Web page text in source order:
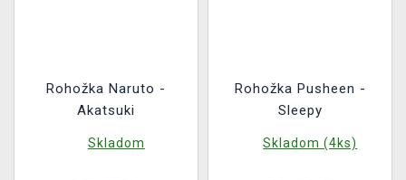
Rohožka Naruto -
Akatsuki
Skladom
Rohožka Pusheen -
Sleepy
Skladom (4ks)